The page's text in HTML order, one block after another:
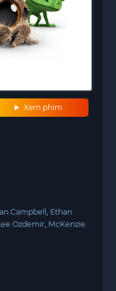
Xem phim
Campbell
Ethan
Ozdemir McKenzie